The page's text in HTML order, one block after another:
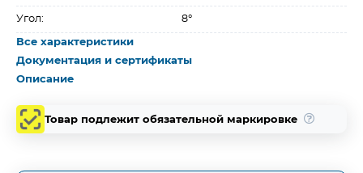
Угол: 8°
Все характеристики
Документация и сертификаты
Описание
Товар подлежит обязательной маркировке